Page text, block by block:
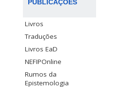
PUBLICAÇÕES
Livros
Traduções
Livros EaD
NEFIPOnline
Rumos da
Epistemologia